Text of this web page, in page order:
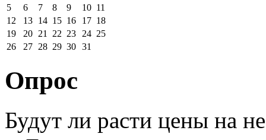
5
6 7 8 9 10 11
12
13 14 15 16 17 18
19
20 21 22 23 24 25
26
27 28 29 30 31
Опрос
Будут ли расти цены на